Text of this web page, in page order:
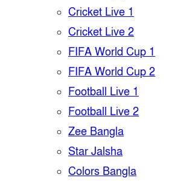
Cricket Live 1
Cricket Live 2
FIFA World Cup 1
FIFA World Cup 2
Football Live 1
Football Live 2
Zee Bangla
Star Jalsha
Colors Bangla